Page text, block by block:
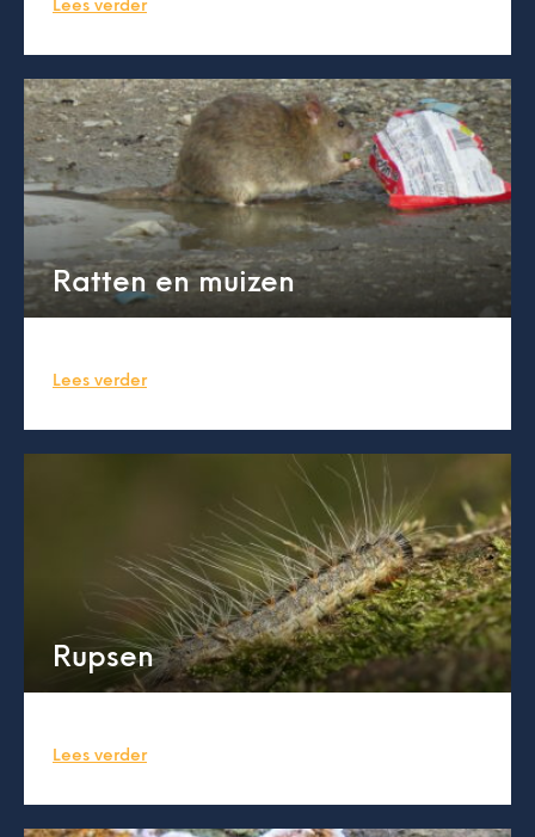
Lees verder
Ratten en muizen
Lees verder
Rupsen
Lees verder